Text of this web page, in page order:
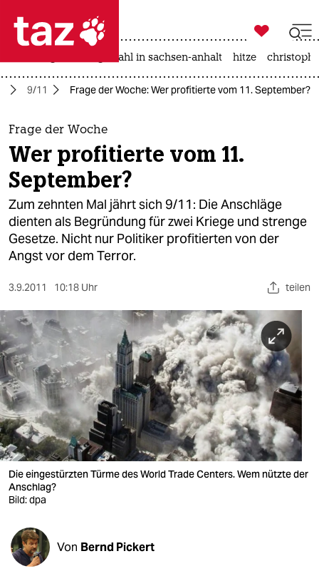
 taz zahl ich
taz zahl ich
themen
politik
öko
gesellschaft
kultur
sport
berlin
nord
wahrheit
verlag
verlag
veranstaltungen
shop
fragen & hilfe
unterstützen

taz zahl ich
landtagswahl in sachsen-anhalt hitze
9/11 Frage der Woche: Wer profitierte vom 11. September?
Frage der Woche
Wer profitierte vom 11.
September?
Zum zehnten Mal jährt sich 9/11: Die Anschläge
dienten als Begründung für zwei Kriege und strenge
Gesetze. Nicht nur Politiker profitierten von der
Angst vor dem Terror.
3.9.2011 10:18 Uhr teilen
Die eingestürzten Türme des World Trade Centers. Wem nützte der
Anschlag?
Bild: dpa
Von Bernd Pickert